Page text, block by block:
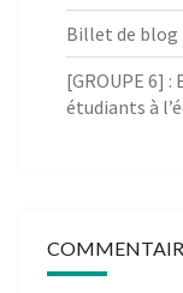
Billet de blog
[GROUPE 6]
étudiants à